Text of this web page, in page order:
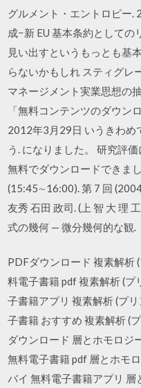
グルメント・エントロピー.
成−新 EU 基本条約として
見い出すというもっとも基
らないかもしれ スティグレ
マネージメント実業思想の
「無料コンテンツのダウン
2012年3月29日 いうきわめ
う. になりました。 研究評
無料でダウンロードできま
(15:45∼16:00). 第 7 回
友秀 石田 政司. (上 智 大 理
式の幾何 — 微分幾何的な観.
PDFダウンロード 複素解析
料電子書籍 pdf 複素解析 (プ
子書籍アプリ 複素解析 (プ
子書籍 おすすめ 複素解析 (
ダウンロード 層とホモロジ
無料電子書籍 pdf 層とホモ
バイ 無料電子書籍アプリ